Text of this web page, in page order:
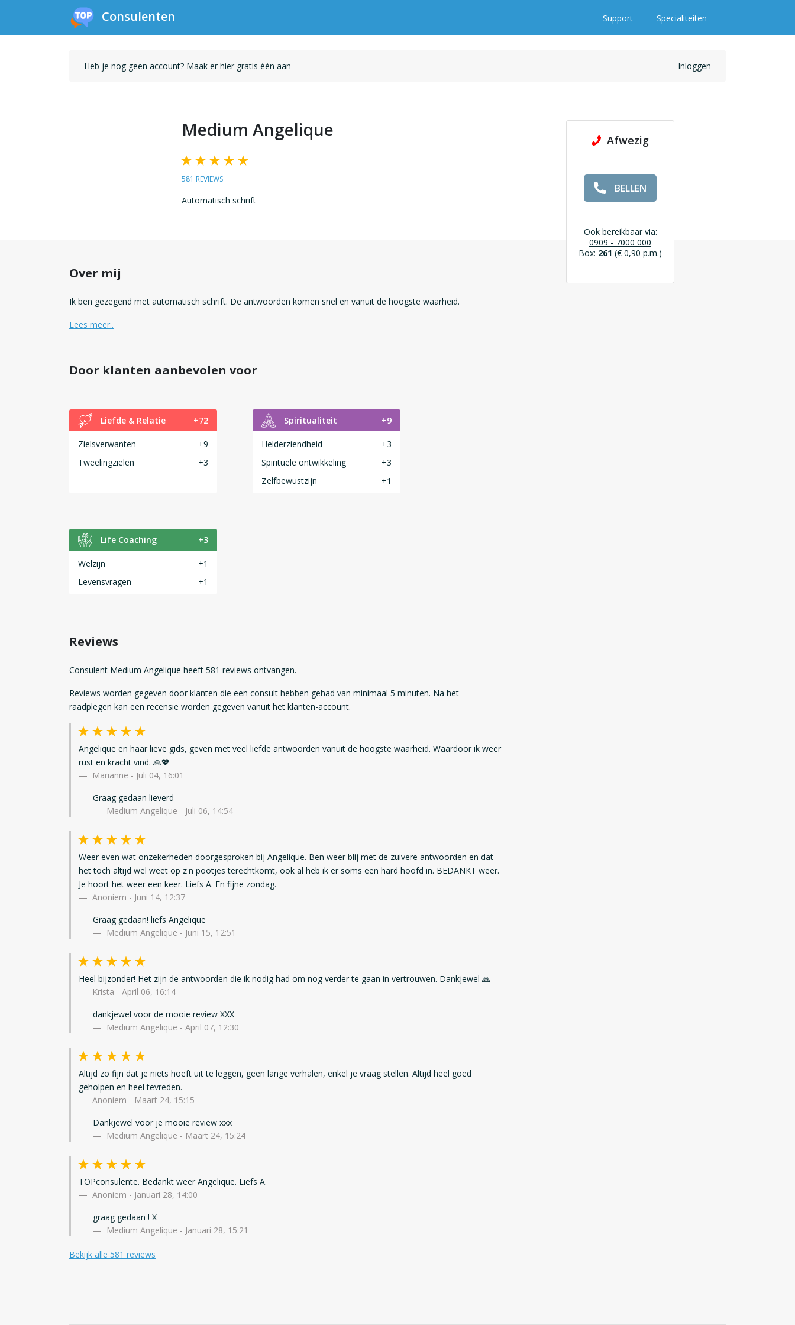
Consulenten Support Specialiteiten
Heb je nog geen account? Maak er hier gratis één aan Inloggen
Afwezig
BELLEN
Ook bereikbaar via:
0909 - 7000 000
Box: 261 (€ 0,90 p.m.)
Medium Angelique
581 REVIEWS
Automatisch schrift
Over mij
Ik ben gezegend met automatisch schrift. De antwoorden komen snel en vanuit de hoogste waarheid.
Lees meer..
Door klanten aanbevolen voor
Liefde & Relatie +72
Zielsverwanten
+9
Tweelingzielen
+3
Spiritualiteit +9
Helderziendheid
+3
Spirituele ontwikkeling
+3
Zelfbewustzijn
+1
Life Coaching +3
Welzijn
+1
Levensvragen
+1
Reviews
Consulent Medium Angelique heeft 581 reviews ontvangen.
Reviews worden gegeven door klanten die een consult hebben gehad van minimaal 5 minuten. Na het
raadplegen kan een recensie worden gegeven vanuit het klanten-account.
Angelique en haar lieve gids, geven met veel liefde antwoorden vanuit de hoogste waarheid. Waardoor ik weer
rust en kracht vind. 🙏💖
Marianne - Juli 04, 16:01
Graag gedaan lieverd
Medium Angelique - Juli 06, 14:54
Weer even wat onzekerheden doorgesproken bij Angelique. Ben weer blij met de zuivere antwoorden en dat
het toch altijd wel weet op z'n pootjes terechtkomt, ook al heb ik er soms een hard hoofd in. BEDANKT weer.
Je hoort het weer een keer. Liefs A. En fijne zondag.
Anoniem - Juni 14, 12:37
Graag gedaan! liefs Angelique
Medium Angelique - Juni 15, 12:51
Heel bijzonder! Het zijn de antwoorden die ik nodig had om nog verder te gaan in vertrouwen. Dankjewel 🙏
Krista - April 06, 16:14
dankjewel voor de mooie review XXX
Medium Angelique - April 07, 12:30
Altijd zo fijn dat je niets hoeft uit te leggen, geen lange verhalen, enkel je vraag stellen. Altijd heel goed
geholpen en heel tevreden.
Anoniem - Maart 24, 15:15
Dankjewel voor je mooie review xxx
Medium Angelique - Maart 24, 15:24
TOPconsulente. Bedankt weer Angelique. Liefs A.
Anoniem - Januari 28, 14:00
graag gedaan ! X
Medium Angelique - Januari 28, 15:21
Bekijk alle 581 reviews